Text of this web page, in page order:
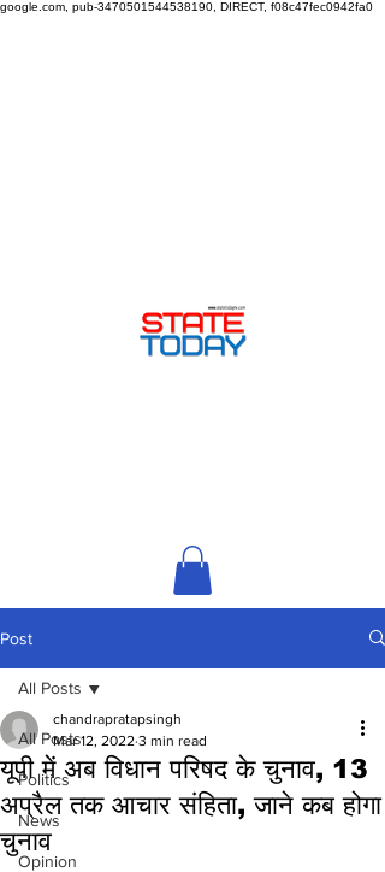
google.com, pub-3470501544538190, DIRECT, f08c47fec0942fa0
Post
All Posts
Politics
News
Opinion
All Posts
यूपी में अब विधान परिषद के चुनाव, 13
अप्रैल तक आचार संहिता, जाने कब होगा
चुनाव
chandrapratapsingh
Mar 12, 2022 3 min read